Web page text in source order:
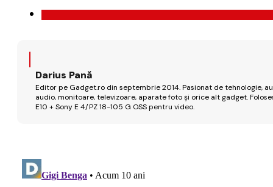
Darius Pană
Editor pe Gadget.ro din septembrie 2014. Pasionat de tehnologie,
audio, monitoare, televizoare, aparate foto și orice alt gadget.
E10 + Sony E 4/PZ 18-105 G OSS pentru video.